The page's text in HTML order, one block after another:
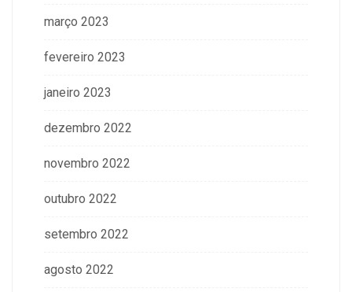
março 2023
fevereiro 2023
janeiro 2023
dezembro 2022
novembro 2022
outubro 2022
setembro 2022
agosto 2022